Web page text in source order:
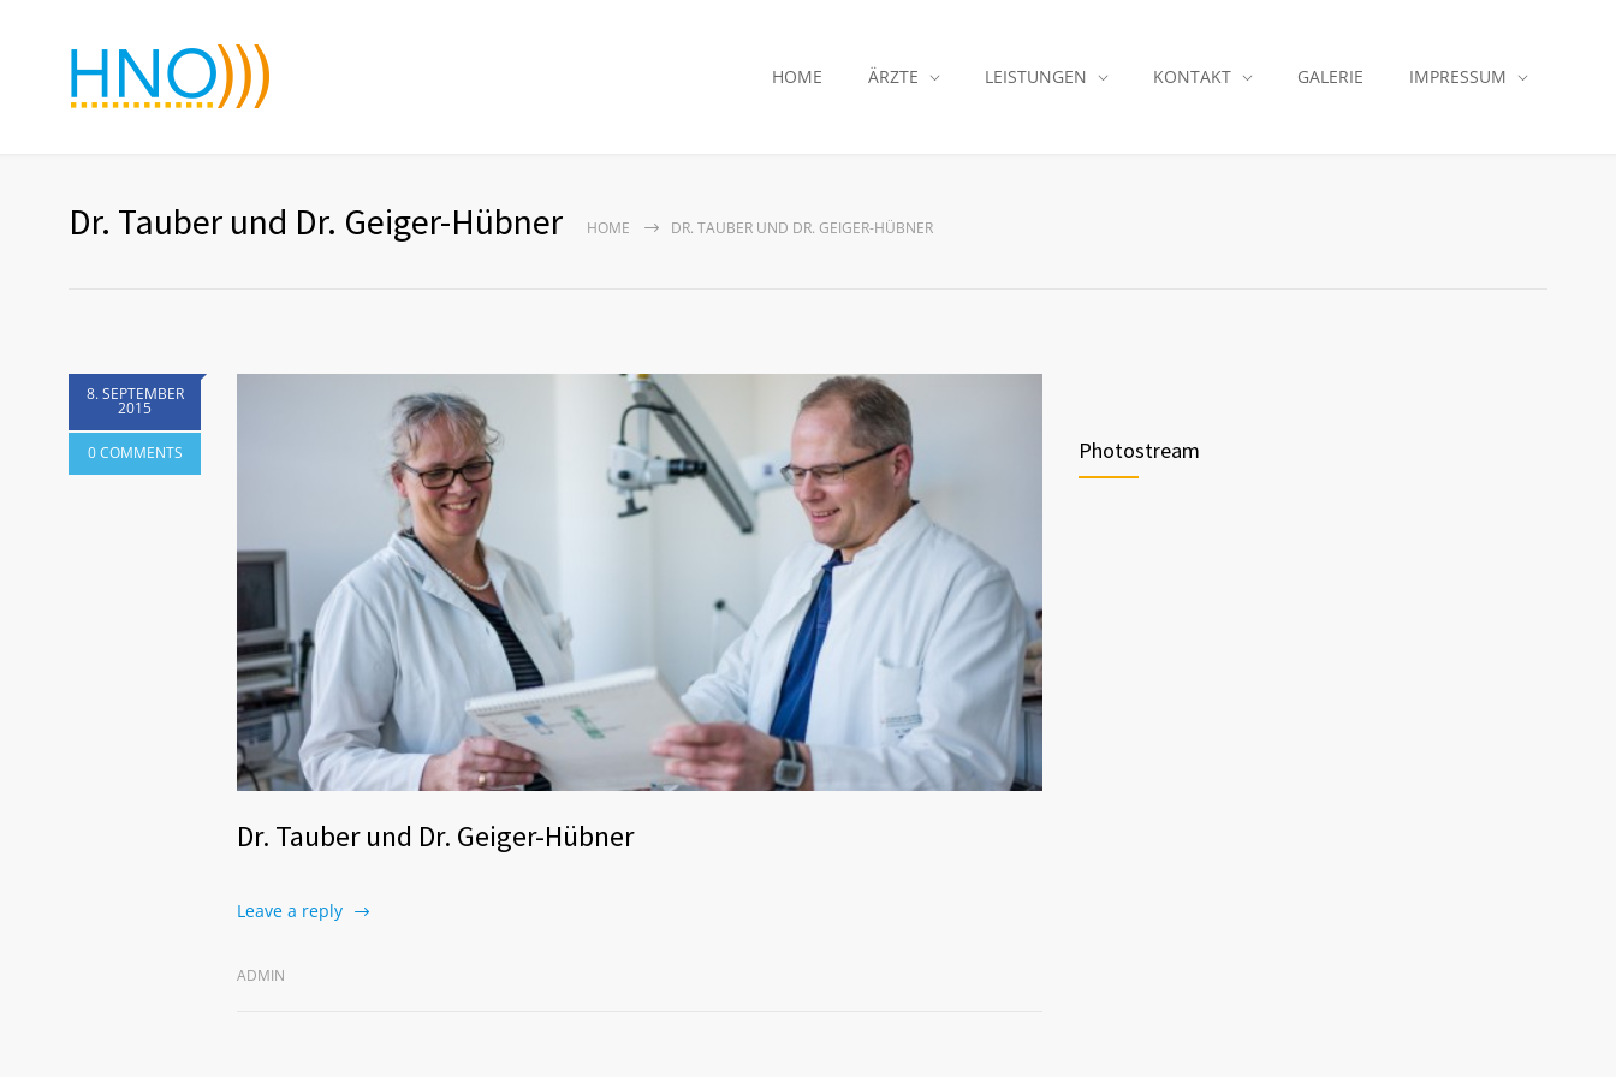
HOME ÄRZTE LEISTUNGEN KONTAKT GALERIE IMPRESSUM
Dr. Tauber und Dr. Geiger-Hübner HOME DR. TAUBER UND DR. GEIGER-HÜBNER
8. SEPTEMBER
2015
0 COMMENTS
Dr. Tauber und Dr. Geiger-Hübner
Leave a reply
ADMIN
Photostream